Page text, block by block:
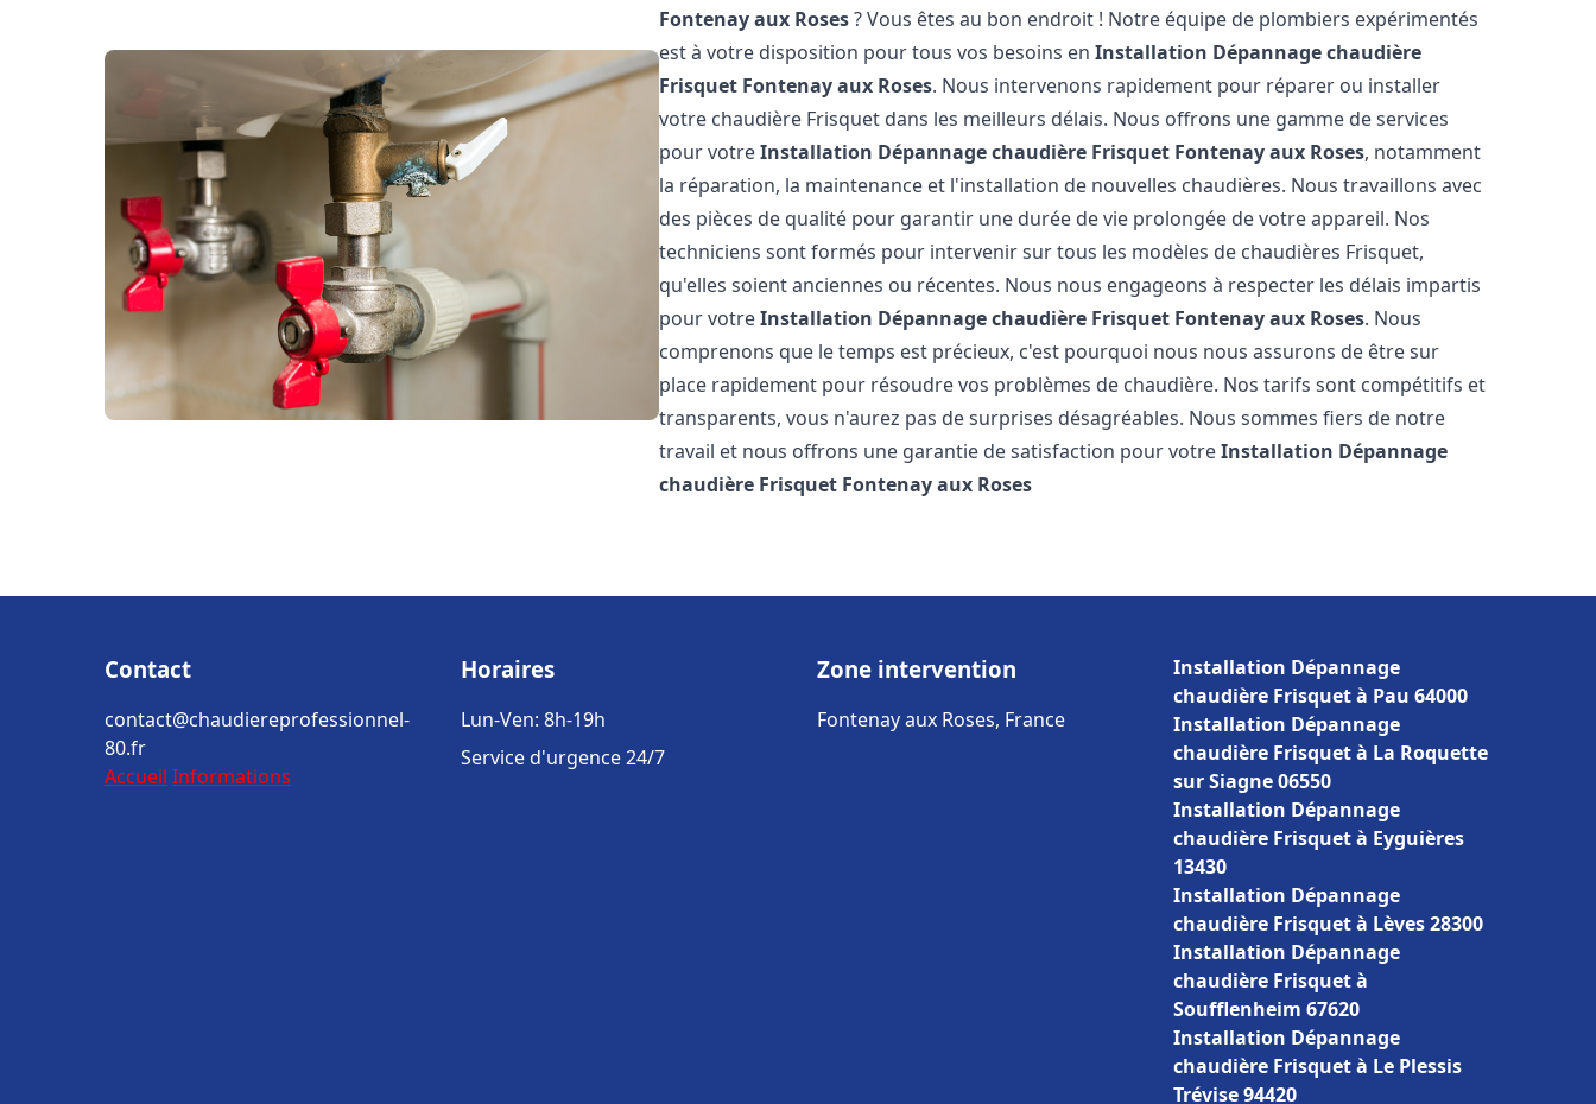
Fontenay aux Roses? Vous êtes au bon endroit ! Notre équipe de plombiers expérimentés
est à votre disposition pour tous vos besoins enInstallation Dépannage chaudière
Frisquet Fontenay aux Roses. Nous intervenons rapidement pour réparer ou installer
votre chaudière Frisquet dans les meilleurs délais. Nous offrons une gamme de services
pour votreInstallation Dépannage chaudière Frisquet Fontenay aux Roses, notamment
la réparation, la maintenance et l'installation de nouvelles chaudières. Nous travaillons avec
des pièces de qualité pour garantir une durée de vie prolongée de votre appareil. Nos
techniciens sont formés pour intervenir sur tous les modèles de chaudières Frisquet,
qu'elles soient anciennes ou récentes. Nous nous engageons à respecter les délais impartis
pour votreInstallation Dépannage chaudière Frisquet Fontenay aux Roses. Nous
comprenons que le temps est précieux, c'est pourquoi nous nous assurons de être sur
place rapidement pour résoudre vos problèmes de chaudière. Nos tarifs sont compétitifs et
transparents, vous n'aurez pas de surprises désagréables. Nous sommes fiers de notre
travail et nous offrons une garantie de satisfaction pour votreInstallation Dépannage
chaudière Frisquet Fontenay aux Roses
Contact
contact@chaudiereprofessionnel-
80.fr
Accueil Informations
Horaires
Lun-Ven: 8h-19h
Service d'urgence 24/7
Zone intervention
Fontenay aux Roses, France
Installation Dépannage
chaudière Frisquet à Pau 64000
Installation Dépannage
chaudière Frisquet à La Roquette
sur Siagne 06550
Installation Dépannage
chaudière Frisquet à Eyguières
13430
Installation Dépannage
chaudière Frisquet à Lèves 28300
Installation Dépannage
chaudière Frisquet à
Soufflenheim 67620
Installation Dépannage
chaudière Frisquet à Le Plessis
Trévise 94420